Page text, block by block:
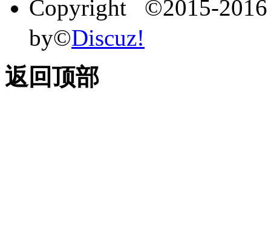
Copyright ©2015-
by©Discuz!
返回顶部